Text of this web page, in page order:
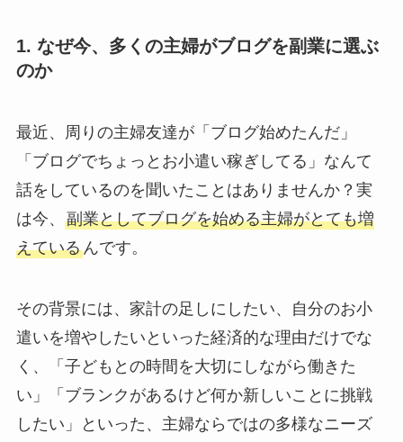
1. なぜ今、多くの主婦がブログを副業に選ぶ
のか
最近、周りの主婦友達が「ブログ始めたんだ」
「ブログでちょっとお小遣い稼ぎしてる」なんて
話をしているのを聞いたことはありませんか？実
は今、 副業としてブログを始める主婦がとても増
えているんです。
その背景には、家計の足しにしたい、自分のお小
遣いを増やしたいといった経済的な理由だけでな
く、「子どもとの時間を大切にしながら働きた
い」「ブランクがあるけど何か新しいことに挑戦
したい」といった、主婦ならではの多様なニーズ